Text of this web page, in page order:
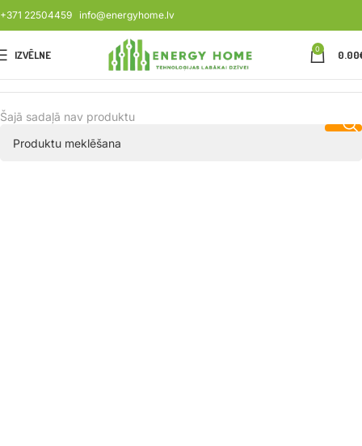
+371 22504459 info@energyhome.lv
IZVĒLNE 0 0.00
Šajā sadaļā nav produktu